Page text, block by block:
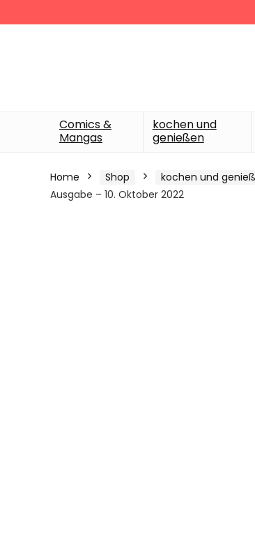
Comics &
Mangas
kochen und
genießen
Home Shop kochen und
Ausgabe – 10. Oktober 2022